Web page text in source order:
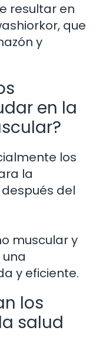
resultar en
que
y
en la
los
la
del
muscular y
y eficiente.
los
salud